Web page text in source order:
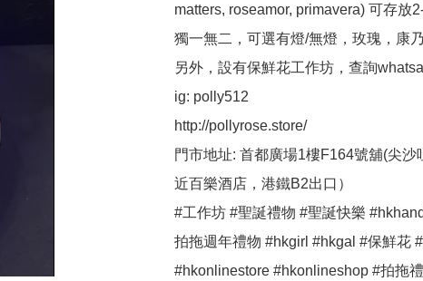
matters, roseamor, primavera) 可存放
獨一無二，可選有燈/無燈，玫瑰，康
另外，設有保鮮花工作坊，查詢
ig: polly512
http://pollyrose.store/
門市地址: 首都廣場1樓F164號舖(尖沙
近百樂酒店，港鐵B2出口）
#工作坊 #聖誕禮物 #聖誕快樂
拍拖週年禮物 #hkgirl #hkgal #保鮮花
#hkonlinestore #hkonlineshop #拍拖